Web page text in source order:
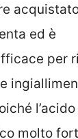
ed è
per
molto